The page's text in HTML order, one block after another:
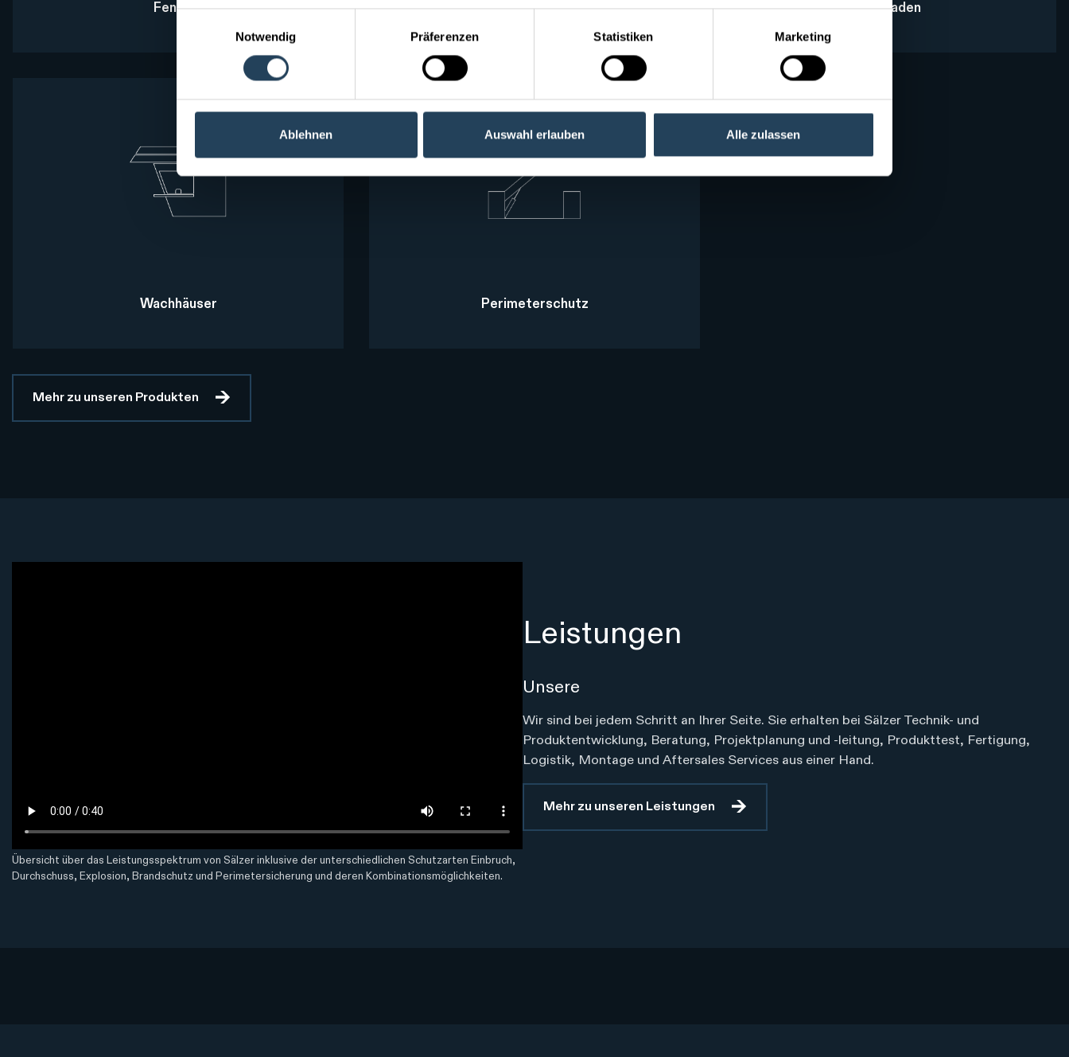
Notwendig
Präferenzen Statistiken Marketing
Ablehnen Auswahl erlauben Alle zulassen
Fenster Türen Fassaden
Wachhäuser Perimeterschutz
Mehr zu unseren Produkten
Übersicht über das Leistungsspektrum von Sälzer inklusive der unterschiedlichen Schutzarten Einbruch,
Durchschuss, Explosion, Brandschutz und Perimetersicherung und deren Kombinationsmöglichkeiten.
Leistungen
Unsere
Wir sind bei jedem Schritt an Ihrer Seite. Sie erhalten bei Sälzer Technik- und
Produktentwicklung, Beratung, Projektplanung und -leitung, Produkttest, Fertigung,
Logistik, Montage und Aftersales Services aus einer Hand.
Mehr zu unseren Leistungen